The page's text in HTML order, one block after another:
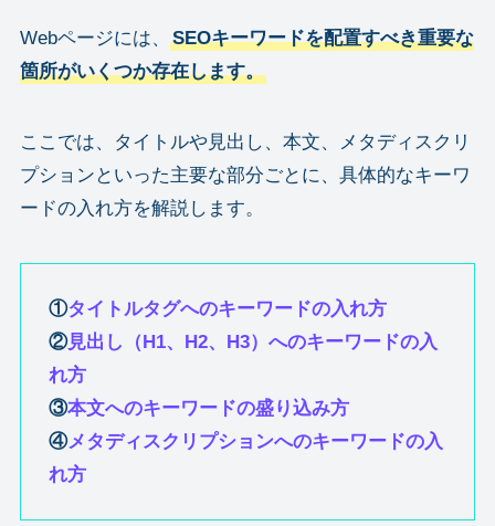
Webページには、
SEOキーワードを配置すべき重要な
箇所がいくつか存在します。
ここでは、タイトルや見出し、本文、メタディスクリ
プションといった主要な部分ごとに、具体的なキーワ
ードの入れ方を解説します。
①タイトルタグへのキーワードの入れ方
②見出し（H1、H2、H3）へのキーワードの入
れ方
③本文へのキーワードの盛り込み方
④メタディスクリプションへのキーワードの入
れ方